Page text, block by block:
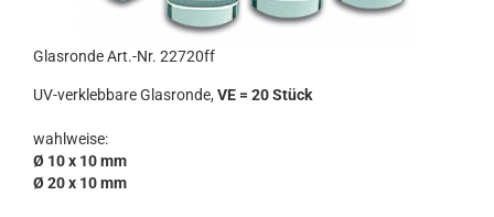
Glasronde Art.-Nr. 22720ff
UV-verklebbare Glasronde, VE = 20 Stück
wahlweise:
Ø 10 x 10 mm
Ø 20 x 10 mm